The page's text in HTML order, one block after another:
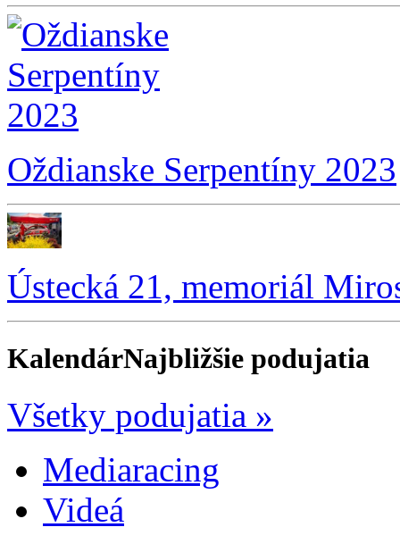
Oždianske Serpentíny 2023
Ústecká 21, memoriál
KalendárNajbližšie podujatia
Všetky podujatia »
Mediaracing
Videá